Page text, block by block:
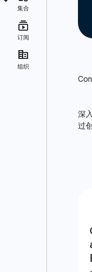
深
过